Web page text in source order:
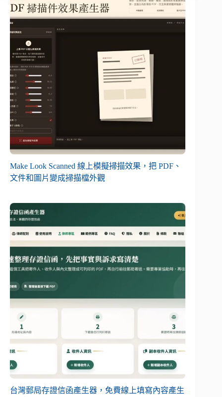
Make Look Scanned 線上模擬掃描效果，把 PDF、
文件和圖片變成掃描檔外觀
台灣郵局存證信函產生器，免費線上填寫內容產生